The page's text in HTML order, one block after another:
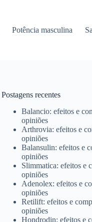
Potência masculina
Postagens recentes
Balancio: efeitos e
opiniões
Arthrovia: efeitos e
opiniões
Balansulin: efeitos e
opiniões
Slimmatica: efeitos e
opiniões
Adenolex: efeitos e
opiniões
Retilift: efeitos e
opiniões
Hondrodin: efeitos e